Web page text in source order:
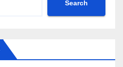
Search